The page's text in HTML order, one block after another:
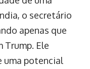
o secretário
apenas que
Trump. Ele
uma potencial